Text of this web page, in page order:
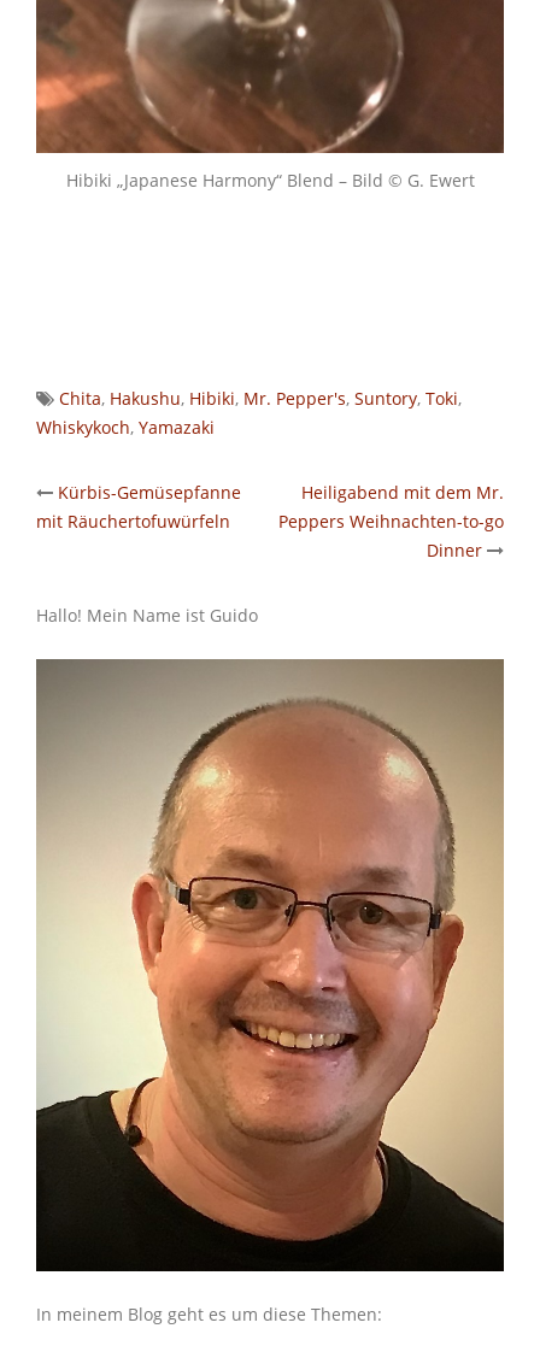
Hibiki „Japanese Harmony“ Blend – Bild © G. Ewert
Chita, Hakushu, Hibiki, Mr. Pepper's, Suntory, Toki,
Whiskykoch, Yamazaki
Post
Kürbis-Gemüsepfanne
mit Räuchertofuwürfeln
Heiligabend mit dem Mr.
Peppers Weihnachten-to-go
Dinner
Hallo! Mein Name ist Guido
In meinem Blog geht es um diese Themen: